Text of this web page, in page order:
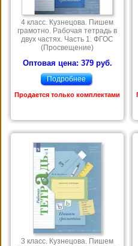
4 класс. Кузнецова. Пишем
грамотно. Рабочая тетрадь в
двух частях. Часть 1. ФГОС
(Просвещение)
Оптовая цена: 379 руб.
Подробнее
Продается только комплектами
3 класс. Кузнецова. Пишем